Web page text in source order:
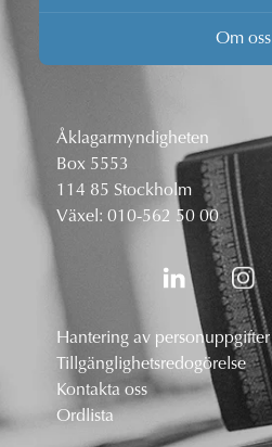
Om oss
Åklagarmyndigheten
Box 5553
114 85 Stockholm
Växel: 010-562 50 00
Hantering av personuppgifter
Tillgänglighetsredogörelse
Kontakta oss
Ordlista